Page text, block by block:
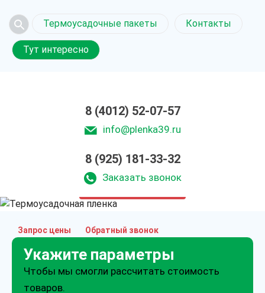
Термоусадочные пакеты Контакты
Тут интересно
8 (4012) 52-07-57
info@plenka39.ru
8 (925) 181-33-32
Заказать звонок
Термоусадочная
пленка в Калининграде
Запрос цены Обратный звонок
Укажите параметры
Чтобы мы смогли рассчитать стоимость
товаров.